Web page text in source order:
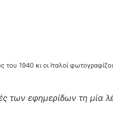
του 1940 κι οι Ιταλοί
εφημερίδων τη μία